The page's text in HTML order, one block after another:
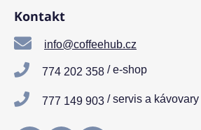
Kontakt
info@coffeehub.cz
774 202 358 / e-shop
777 149 903 / servis a kávovary